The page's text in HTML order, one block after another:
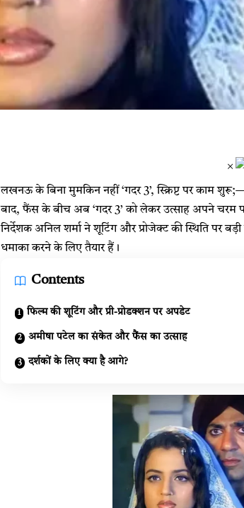
×
लखनऊ के बिना मुमकिन नहीं ‘गदर 3’, स्क्रिप्ट पर काम
बाद, फैंस के बीच अब ‘गदर 3’ को लेकर उत्साह अपने चरम
निर्देशक अनिल शर्मा ने शूटिंग और प्रोजेक्ट की स्थिति पर
धमाका करने के लिए तैयार हैं।
Contents
फिल्म की शूटिंग और प्री-प्रोडक्शन पर अपडेट
अमीषा पटेल का संकेत और फैंस का उत्साह
दर्शकों के लिए क्या है आगे?